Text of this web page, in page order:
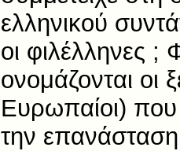
ελληνικού
οι φιλέλληνες ;
ονομάζονται οι
Ευρωπαίοι)
την